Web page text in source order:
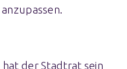
der Stadtrat sein